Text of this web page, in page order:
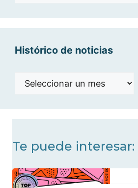
Histórico de noticias
Histórico
Te puede interesar: